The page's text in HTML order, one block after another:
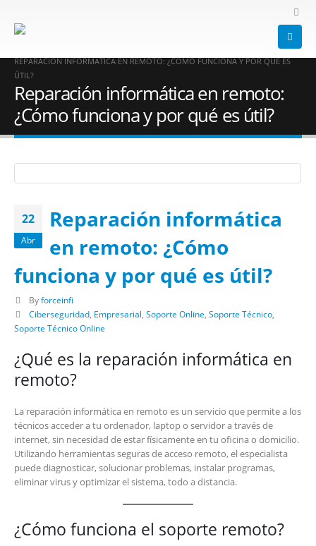
CIBERSEGURIDAD
REPARACIÓN INFORMÁTICA EN REMOTO: ¿CÓMO FUNCIONA Y POR QUÉ ES
ÚTIL?
Reparación informática en remoto:
¿Cómo funciona y por qué es útil?
22
Abr
Reparación informática
en remoto: ¿Cómo
funciona y por qué es útil?
By forceinfi
Ciberseguridad, Empresarial, Soporte Online, Soporte Técnico,
Soporte Técnico Online
¿Qué es la reparación informática en
remoto?
La reparación informática en remoto es un servicio que permite a los
técnicos acceder a tu ordenador, laptop o servidor a través de
internet, sin necesidad de estar físicamente en tu oficina o domicilio.
Utilizando herramientas seguras de acceso remoto, el especialista
puede diagnosticar, solucionar problemas, instalar programas,
eliminar virus y optimizar el sistema, todo a distancia.
¿Cómo funciona el soporte remoto?